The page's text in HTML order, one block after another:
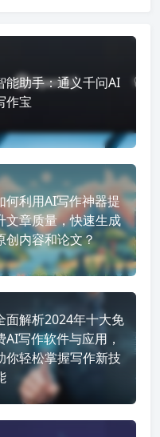
能助手：通义千问AI
作宝
何利用AI写作神器提
文章质量，快速生成
创内容和论文？
面解析2024年十大免
AI写作软件与应用，
你轻松掌握写作新技